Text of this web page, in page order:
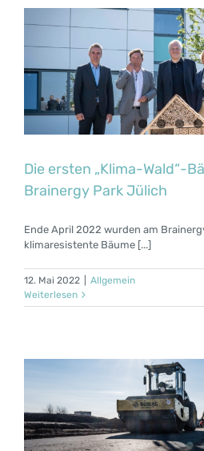
Die ersten „Klima-Wald“-
Brainergy Park Jülich
Ende April 2022 wurden am
klimaresistente Bäume [...]
12. Mai 2022
Allgemein
Weiterlesen